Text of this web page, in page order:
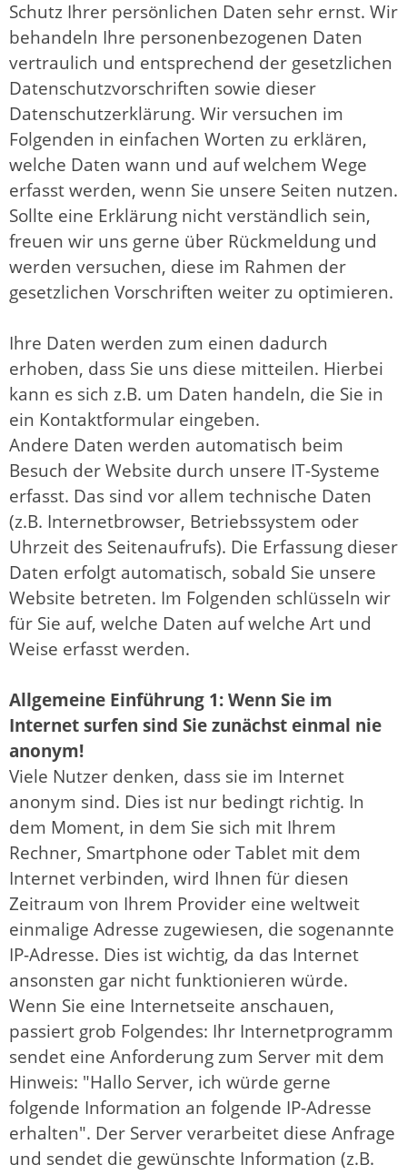
Schutz Ihrer persönlichen Daten sehr ernst. Wir
behandeln Ihre personenbezogenen Daten
vertraulich und entsprechend der gesetzlichen
Datenschutzvorschriften sowie dieser
Datenschutzerklärung. Wir versuchen im
Folgenden in einfachen Worten zu erklären,
welche Daten wann und auf welchem Wege
erfasst werden, wenn Sie unsere Seiten nutzen.
Sollte eine Erklärung nicht verständlich sein,
freuen wir uns gerne über Rückmeldung und
werden versuchen, diese im Rahmen der
gesetzlichen Vorschriften weiter zu optimieren.
Ihre Daten werden zum einen dadurch
erhoben, dass Sie uns diese mitteilen. Hierbei
kann es sich z.B. um Daten handeln, die Sie in
ein Kontaktformular eingeben.
Andere Daten werden automatisch beim
Besuch der Website durch unsere IT-Systeme
erfasst. Das sind vor allem technische Daten
(z.B. Internetbrowser, Betriebssystem oder
Uhrzeit des Seitenaufrufs). Die Erfassung dieser
Daten erfolgt automatisch, sobald Sie unsere
Website betreten. Im Folgenden schlüsseln wir
für Sie auf, welche Daten auf welche Art und
Weise erfasst werden.
Allgemeine Einführung 1: Wenn Sie im
Internet surfen sind Sie zunächst einmal nie
anonym!
Viele Nutzer denken, dass sie im Internet
anonym sind. Dies ist nur bedingt richtig. In
dem Moment, in dem Sie sich mit Ihrem
Rechner, Smartphone oder Tablet mit dem
Internet verbinden, wird Ihnen für diesen
Zeitraum von Ihrem Provider eine weltweit
einmalige Adresse zugewiesen, die sogenannte
IP-Adresse. Dies ist wichtig, da das Internet
ansonsten gar nicht funktionieren würde.
Wenn Sie eine Internetseite anschauen,
passiert grob Folgendes: Ihr Internetprogramm
sendet eine Anforderung zum Server mit dem
Hinweis: "Hallo Server, ich würde gerne
folgende Information an folgende IP-Adresse
erhalten". Der Server verarbeitet diese Anfrage
und sendet die gewünschte Information (z.B.